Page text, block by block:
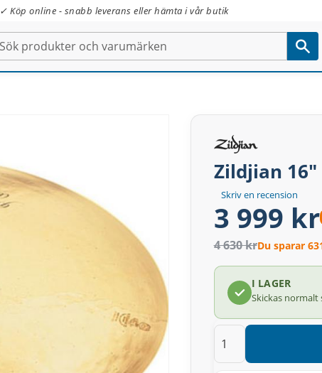
✓ Köp online - snabb leverans eller hämta i vår butik
Zildjian 16"
Skriv en recension
3 999 kr
4 630 krDu sparar
I LAGER
Skickas normalt